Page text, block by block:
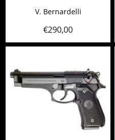
V. Bernardelli
€290,00